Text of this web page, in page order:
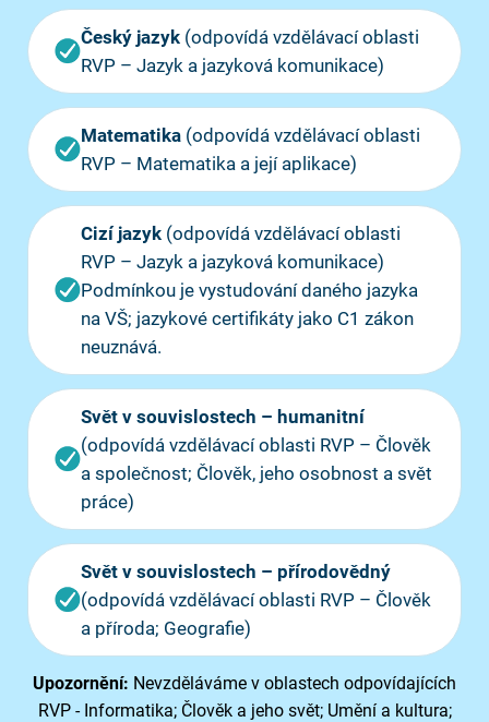
Český jazyk (odpovídá vzdělávací oblasti
RVP – Jazyk a jazyková komunikace)
Matematika (odpovídá vzdělávací oblasti
RVP – Matematika a její aplikace)
Cizí jazyk (odpovídá vzdělávací oblasti
RVP – Jazyk a jazyková komunikace)
Podmínkou je vystudování daného jazyka
na VŠ; jazykové certifikáty jako C1 zákon
neuznává.
Svět v souvislostech – humanitní
(odpovídá vzdělávací oblasti RVP – Člověk
a společnost; Člověk, jeho osobnost a svět
práce)
Svět v souvislostech – přírodovědný
(odpovídá vzdělávací oblasti RVP – Člověk
a příroda; Geografie)
Upozornění: Nevzděláváme v oblastech odpovídajících
RVP - Informatika; Člověk a jeho svět; Umění a kultura;